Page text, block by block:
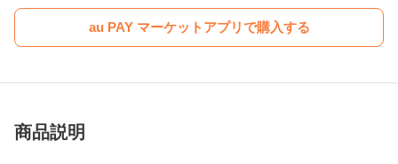
au PAY マーケットアプリで購入する
商品説明